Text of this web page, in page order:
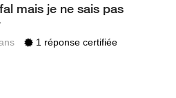
mais je ne sais pas
1 réponse certifiée